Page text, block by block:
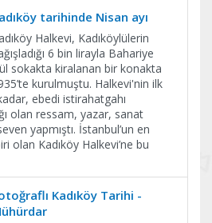
tarihinde Nisan ayı
Halkevi, Kadıköylülerin
6 bin lirayla Bahariye
sokakta kiralanan bir konakta
kurulmuştu. Halkevi'nin ilk
ebedi istirahatgahı
olan ressam, yazar, sanat
yapmıştı. İstanbul’un en
olan Kadıköy Halkevi’ne bu
Kadıköy Tarihi -